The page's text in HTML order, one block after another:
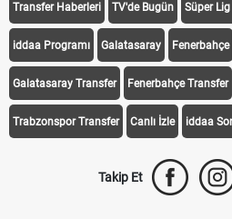
Transfer Haberleri TV'de Bugün Süper
iddaa Programı Galatasaray Fenerbahçe
Galatasaray Transfer Fenerbahçe Transfer
Trabzonspor Transfer Canlı İzle iddaa
Takip Et